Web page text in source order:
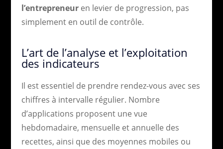
l’entrepreneuren levier de progression, pas
simplement en outil de contrôle.
L’art de l’analyse et l’exploitation
des indicateurs
Il est essentiel de prendre rendez-vous avec ses
chiffres à intervalle régulier. Nombre
d’applications proposent une vue
hebdomadaire, mensuelle et annuelle des
recettes, ainsi que des moyennes mobiles ou